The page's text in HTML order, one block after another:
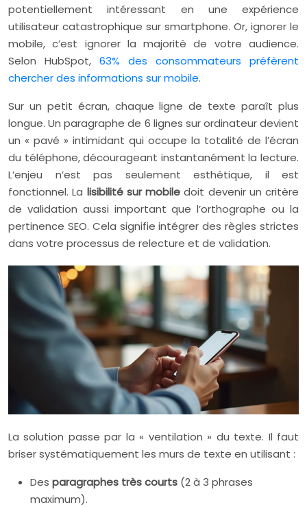
potentiellement intéressant en une expérience
utilisateur catastrophique sur smartphone. Or, ignorer le
mobile, c’est ignorer la majorité de votre audience.
Selon HubSpot, 63% des consommateurs préfèrent
chercher des informations sur mobile.
Sur un petit écran, chaque ligne de texte paraît plus
longue. Un paragraphe de 6 lignes sur ordinateur devient
un « pavé » intimidant qui occupe la totalité de l’écran
du téléphone, décourageant instantanément la lecture.
L’enjeu n’est pas seulement esthétique, il est
fonctionnel. La lisibilité sur mobile doit devenir un critère
de validation aussi important que l’orthographe ou la
pertinence SEO. Cela signifie intégrer des règles strictes
dans votre processus de relecture et de validation.
La solution passe par la « ventilation » du texte. Il faut
briser systématiquement les murs de texte en utilisant :
Des paragraphes très courts (2 à 3 phrases
maximum).